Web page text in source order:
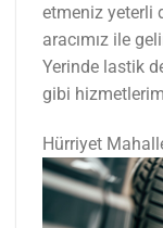
etmeniz yeterli
aracımız ile
Yerinde lastik
gibi
Hürriyet